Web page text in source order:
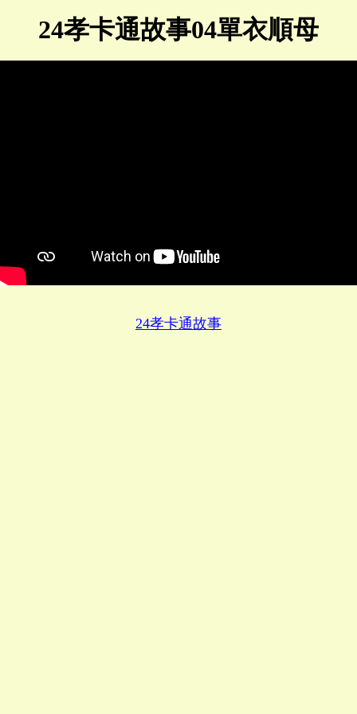
24孝卡通故事04單衣順母
24孝卡通故事